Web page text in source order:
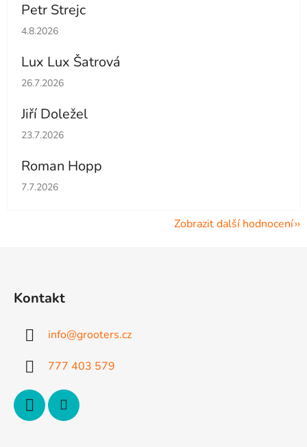
Petr Strejc
Hodnocení obchodu je 5 z 5 hvězdiček.
4.8.2026
Lux Lux Šatrová
Hodnocení obchodu je 5 z 5 hvězdiček.
26.7.2026
Jiří Doležel
Hodnocení obchodu je 5 z 5 hvězdiček.
23.7.2026
Roman Hopp
Hodnocení obchodu je 5 z 5 hvězdiček.
7.7.2026
Zobrazit další hodnocení
Kontakt
info@grooters.cz
777 403 579